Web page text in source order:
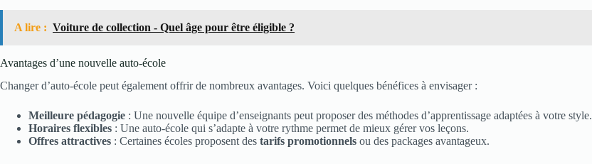
A lire : Voiture de collection - Quel âge pour être éligible ?
Avantages d’une nouvelle auto-école
Changer d’auto-école peut également offrir de nombreux avantages. Voici quelques bénéfices à envisager :
Meilleure pédagogie : Une nouvelle équipe d’enseignants peut proposer des méthodes d’apprentissage adaptées à votre style.
Horaires flexibles : Une auto-école qui s’adapte à votre rythme permet de mieux gérer vos leçons.
Offres attractives : Certaines écoles proposent des tarifs promotionnels ou des packages avantageux.